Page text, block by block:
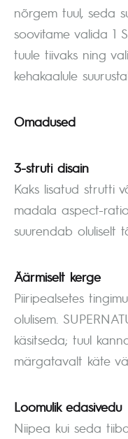
nõrgem tuul, seda
soovitame valida 1
tuule tiivaks ning
kehakaalule
Omadused
3-struti disain
Kaks lisatud strutti
madala aspect-
suurendab oluliselt
Äärmiselt kerge
Piiripealsetes
olulisem.
käsitseda; tuul
märgatavalt käte
Loomulik edasivedu
Niipea kui seda